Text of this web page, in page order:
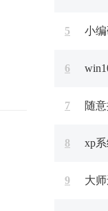
5 小编
6 win10
7 随
8 xp
9 大师还